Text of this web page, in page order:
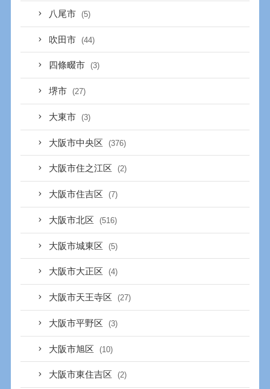
八尾市 (5)
吹田市 (44)
四條畷市 (3)
堺市 (27)
大東市 (3)
大阪市中央区 (376)
大阪市住之江区 (2)
大阪市住吉区 (7)
大阪市北区 (516)
大阪市城東区 (5)
大阪市大正区 (4)
大阪市天王寺区 (27)
大阪市平野区 (3)
大阪市旭区 (10)
大阪市東住吉区 (2)